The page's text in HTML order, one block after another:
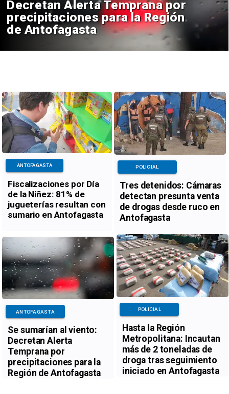
Decretan Alerta Temprana por
precipitaciones para la Región
de Antofagasta
Fiscalizaciones por Día
de la Niñez: 81% de
jugueterías resultan con
sumario en Antofagasta
ANTOFAGASTA
Tres detenidos: Cámaras
detectan presunta venta
de drogas desde ruco en
Antofagasta
POLICIAL
Se sumarían al viento:
Decretan Alerta
Temprana por
precipitaciones para la
Región de Antofagasta
ANTOFAGASTA
Hasta la Región
Metropolitana: Incautan
más de 2 toneladas de
droga tras seguimiento
iniciado en Antofagasta
POLICIAL